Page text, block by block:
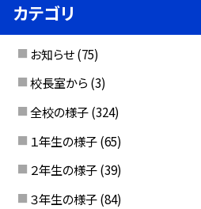
カテゴリ
お知らせ (75)
校長室から (3)
全校の様子 (324)
１年生の様子 (65)
２年生の様子 (39)
３年生の様子 (84)